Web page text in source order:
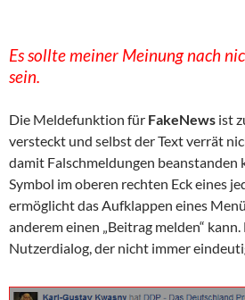
Es sollte meiner Meinung nach
sein.
Die Meldefunktion für FakeNews ist
versteckt und selbst der Text verrät
damit Falschmeldungen beanstanden
Symbol im oberen rechten Eck eines
ermöglicht das Aufklappen eines
anderem einen „Beitrag melden“
Nutzerdialog, der nicht immer